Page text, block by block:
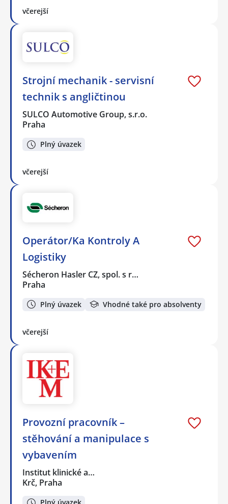
včerejší
Strojní mechanik - servisní
technik s angličtinou
SULCO Automotive Group, s.r.o.
Praha
Plný úvazek
včerejší
Operátor/Ka Kontroly A
Logistiky
Sécheron Hasler CZ, spol. s r…
Praha
Plný úvazek Vhodné také pro absolventy
včerejší
Provozní pracovník –
stěhování a manipulace s
vybavením
Institut klinické a…
Krč, Praha